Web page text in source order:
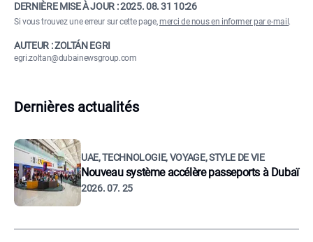
DERNIÈRE MISE À JOUR :2025. 08. 31 10:26
Si vous trouvez une erreur sur cette page,merci de nous en informer par e-mail .
AUTEUR : ZOLTÁN EGRI
egri.zoltan@dubainewsgroup.com
Dernières actualités
UAE, TECHNOLOGIE, VOYAGE, STYLE DE VIE
Nouveau système accélère passeports à Dubaï
2026. 07. 25